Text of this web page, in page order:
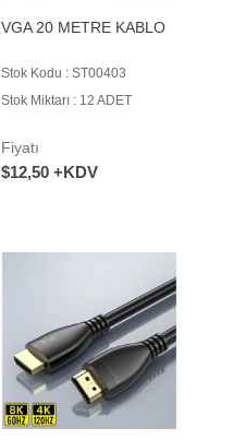
VGA 20 METRE KABLO
Stok Kodu : ST00403
Stok Miktarı : 12 ADET
Fiyatı
$12,50 +KDV